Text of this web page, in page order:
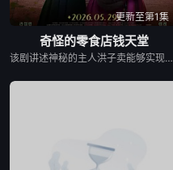
更新至第1集
奇怪的零食店钱天堂
该剧讲述神秘的主人洪子卖能够实现人们愿望的神秘零食，以及人们来到那里展开一段魔法般的故事。